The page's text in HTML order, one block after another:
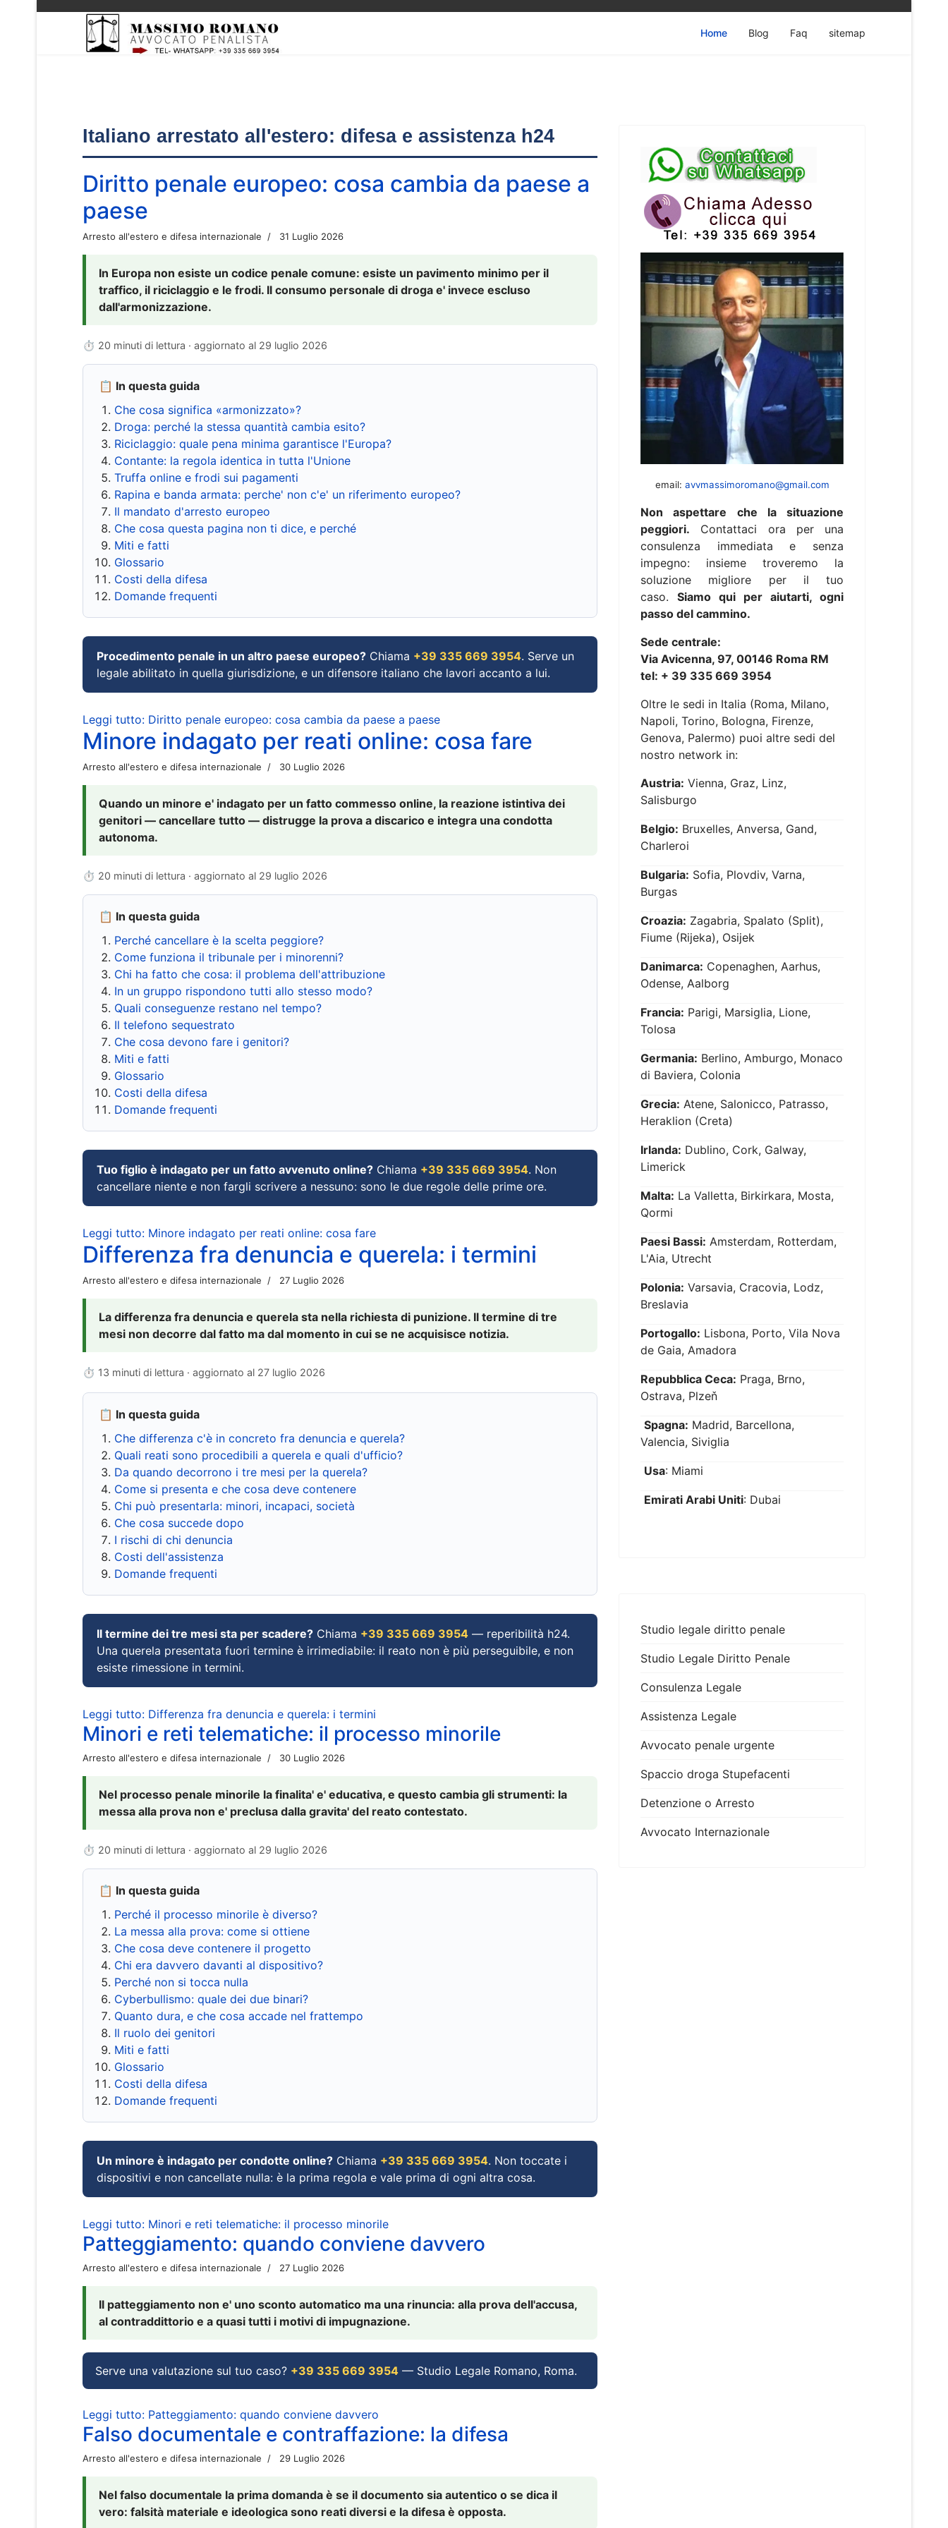
Home Blog Faq sitemap
Italiano arrestato all'estero: difesa e assistenza h24
Diritto penale europeo: cosa cambia da paese a
paese
Arresto all'estero e difesa internazionale 31 Luglio 2026
In Europa non esiste un codice penale comune: esiste un pavimento minimo per il
traffico, il riciclaggio e le frodi. Il consumo personale di droga e' invece escluso
dall'armonizzazione.
⏱ 20 minuti di lettura · aggiornato al 29 luglio 2026
📋 In questa guida
Che cosa significa «armonizzato»?
Droga: perché la stessa quantità cambia esito?
Riciclaggio: quale pena minima garantisce l'Europa?
Contante: la regola identica in tutta l'Unione
Truffa online e frodi sui pagamenti
Rapina e banda armata: perche' non c'e' un riferimento europeo?
Il mandato d'arresto europeo
Che cosa questa pagina non ti dice, e perché
Miti e fatti
Glossario
Costi della difesa
Domande frequenti
Procedimento penale in un altro paese europeo? Chiama +39 335 669 3954. Serve un
legale abilitato in quella giurisdizione, e un difensore italiano che lavori accanto a lui.
Leggi tutto: Diritto penale europeo: cosa cambia da paese a paese
Minore indagato per reati online: cosa fare
Arresto all'estero e difesa internazionale 30 Luglio 2026
Quando un minore e' indagato per un fatto commesso online, la reazione istintiva dei
genitori — cancellare tutto — distrugge la prova a discarico e integra una condotta
autonoma.
⏱ 20 minuti di lettura · aggiornato al 29 luglio 2026
📋 In questa guida
Perché cancellare è la scelta peggiore?
Come funziona il tribunale per i minorenni?
Chi ha fatto che cosa: il problema dell'attribuzione
In un gruppo rispondono tutti allo stesso modo?
Quali conseguenze restano nel tempo?
Il telefono sequestrato
Che cosa devono fare i genitori?
Miti e fatti
Glossario
Costi della difesa
Domande frequenti
Tuo figlio è indagato per un fatto avvenuto online? Chiama +39 335 669 3954. Non
cancellare niente e non fargli scrivere a nessuno: sono le due regole delle prime ore.
Leggi tutto: Minore indagato per reati online: cosa fare
Differenza fra denuncia e querela: i termini
Arresto all'estero e difesa internazionale 27 Luglio 2026
La differenza fra denuncia e querela sta nella richiesta di punizione. Il termine di tre
mesi non decorre dal fatto ma dal momento in cui se ne acquisisce notizia.
⏱ 13 minuti di lettura · aggiornato al 27 luglio 2026
📋 In questa guida
Che differenza c'è in concreto fra denuncia e querela?
Quali reati sono procedibili a querela e quali d'ufficio?
Da quando decorrono i tre mesi per la querela?
Come si presenta e che cosa deve contenere
Chi può presentarla: minori, incapaci, società
Che cosa succede dopo
I rischi di chi denuncia
Costi dell'assistenza
Domande frequenti
Il termine dei tre mesi sta per scadere? Chiama +39 335 669 3954 — reperibilità h24.
Una querela presentata fuori termine è irrimediabile: il reato non è più perseguibile, e non
esiste rimessione in termini.
Leggi tutto: Differenza fra denuncia e querela: i termini
Minori e reti telematiche: il processo minorile
Arresto all'estero e difesa internazionale 30 Luglio 2026
Nel processo penale minorile la finalita' e' educativa, e questo cambia gli strumenti: la
messa alla prova non e' preclusa dalla gravita' del reato contestato.
⏱ 20 minuti di lettura · aggiornato al 29 luglio 2026
📋 In questa guida
Perché il processo minorile è diverso?
La messa alla prova: come si ottiene
Che cosa deve contenere il progetto
Chi era davvero davanti al dispositivo?
Perché non si tocca nulla
Cyberbullismo: quale dei due binari?
Quanto dura, e che cosa accade nel frattempo
Il ruolo dei genitori
Miti e fatti
Glossario
Costi della difesa
Domande frequenti
Un minore è indagato per condotte online? Chiama +39 335 669 3954. Non toccate i
dispositivi e non cancellate nulla: è la prima regola e vale prima di ogni altra cosa.
Leggi tutto: Minori e reti telematiche: il processo minorile
Patteggiamento: quando conviene davvero
Arresto all'estero e difesa internazionale 27 Luglio 2026
Il patteggiamento non e' uno sconto automatico ma una rinuncia: alla prova dell'accusa,
al contraddittorio e a quasi tutti i motivi di impugnazione.
Serve una valutazione sul tuo caso? +39 335 669 3954 — Studio Legale Romano, Roma.
Leggi tutto: Patteggiamento: quando conviene davvero
Falso documentale e contraffazione: la difesa
Arresto all'estero e difesa internazionale 29 Luglio 2026
Nel falso documentale la prima domanda è se il documento sia autentico o se dica il
vero: falsità materiale e ideologica sono reati diversi e la difesa è opposta.
email: avvmassimoromano@gmail.com
Non aspettare che la situazione
peggiori. Contattaci ora per una
consulenza immediata e senza
impegno: insieme troveremo la
soluzione migliore per il tuo
caso. Siamo qui per aiutarti, ogni
passo del cammino.
Sede centrale:
Via Avicenna, 97, 00146 Roma RM
tel: + 39 335 669 3954
Oltre le sedi in Italia (Roma, Milano,
Napoli, Torino, Bologna, Firenze,
Genova, Palermo) puoi altre sedi del
nostro network in:
Austria: Vienna, Graz, Linz,
Salisburgo
Belgio: Bruxelles, Anversa, Gand,
Charleroi
Bulgaria: Sofia, Plovdiv, Varna,
Burgas
Croazia: Zagabria, Spalato (Split),
Fiume (Rijeka), Osijek
Danimarca: Copenaghen, Aarhus,
Odense, Aalborg
Francia: Parigi, Marsiglia, Lione,
Tolosa
Germania: Berlino, Amburgo, Monaco
di Baviera, Colonia
Grecia: Atene, Salonicco, Patrasso,
Heraklion (Creta)
Irlanda: Dublino, Cork, Galway,
Limerick
Malta: La Valletta, Birkirkara, Mosta,
Qormi
Paesi Bassi: Amsterdam, Rotterdam,
L'Aia, Utrecht
Polonia: Varsavia, Cracovia, Lodz,
Breslavia
Portogallo: Lisbona, Porto, Vila Nova
de Gaia, Amadora
Repubblica Ceca: Praga, Brno,
Ostrava, Plzeň
Spagna: Madrid, Barcellona,
Valencia, Siviglia
Usa: Miami
Emirati Arabi Uniti: Dubai
Studio legale diritto penale
Studio Legale Diritto Penale
Consulenza Legale
Assistenza Legale
Avvocato penale urgente
Spaccio droga Stupefacenti
Detenzione o Arresto
Avvocato Internazionale